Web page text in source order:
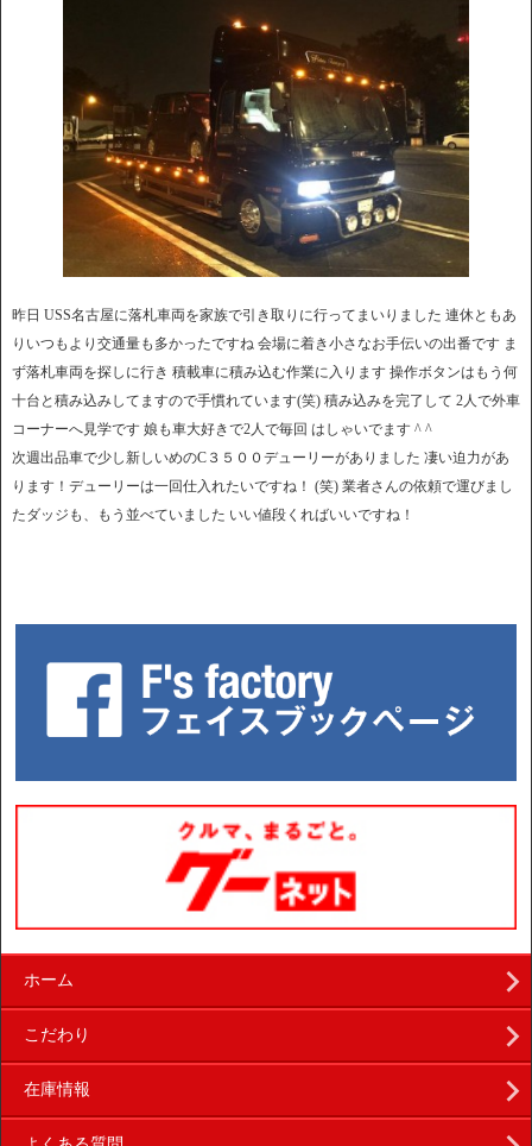
昨日 USS名古屋に落札車両を家族で引き取りに行ってまいりました 連休ともあ
りいつもより交通量も多かったですね 会場に着き小さなお手伝いの出番です ま
ず落札車両を探しに行き 積載車に積み込む作業に入ります 操作ボタンはもう何
十台と積み込みしてますので手慣れています(笑) 積み込みを完了して 2人で外車
コーナーへ見学です 娘も車大好きで2人で毎回 はしゃいでます ^ ^
次週出品車で少し新しいめのC３５００デューリーがありました 凄い迫力があ
ります！デューリーは一回仕入れたいですね！ (笑) 業者さんの依頼で運びまし
たダッジも、もう並べていました いい値段くればいいですね！
ホーム
こだわり
在庫情報